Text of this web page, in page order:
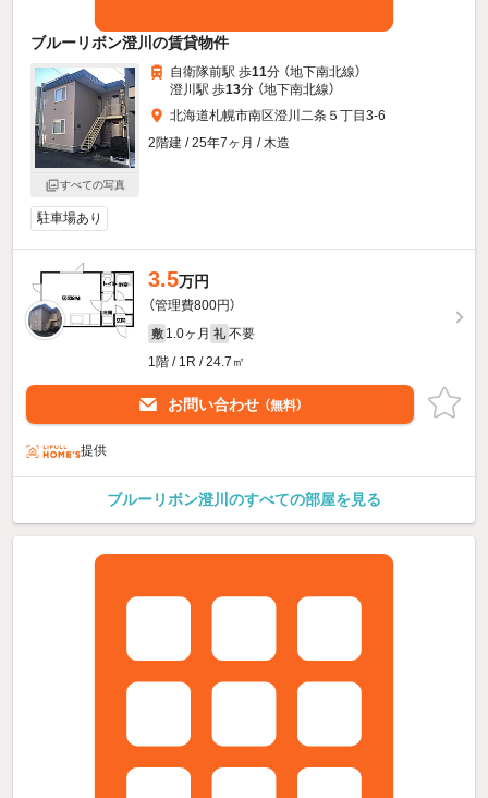
ブルーリボン澄川の賃貸物件
すべての写真
自衛隊前駅 歩11分 （地下南北線）
澄川駅 歩13分 （地下南北線）
北海道札幌市南区澄川二条５丁目3-6
2階建 / 25年7ヶ月 / 木造
駐車場あり
3.5万円
（管理費800円）
敷 1.0ヶ月 礼 不要
1階 / 1R / 24.7㎡
お問い合わせ （無料）
提供
ブルーリボン澄川のすべての部屋を見る